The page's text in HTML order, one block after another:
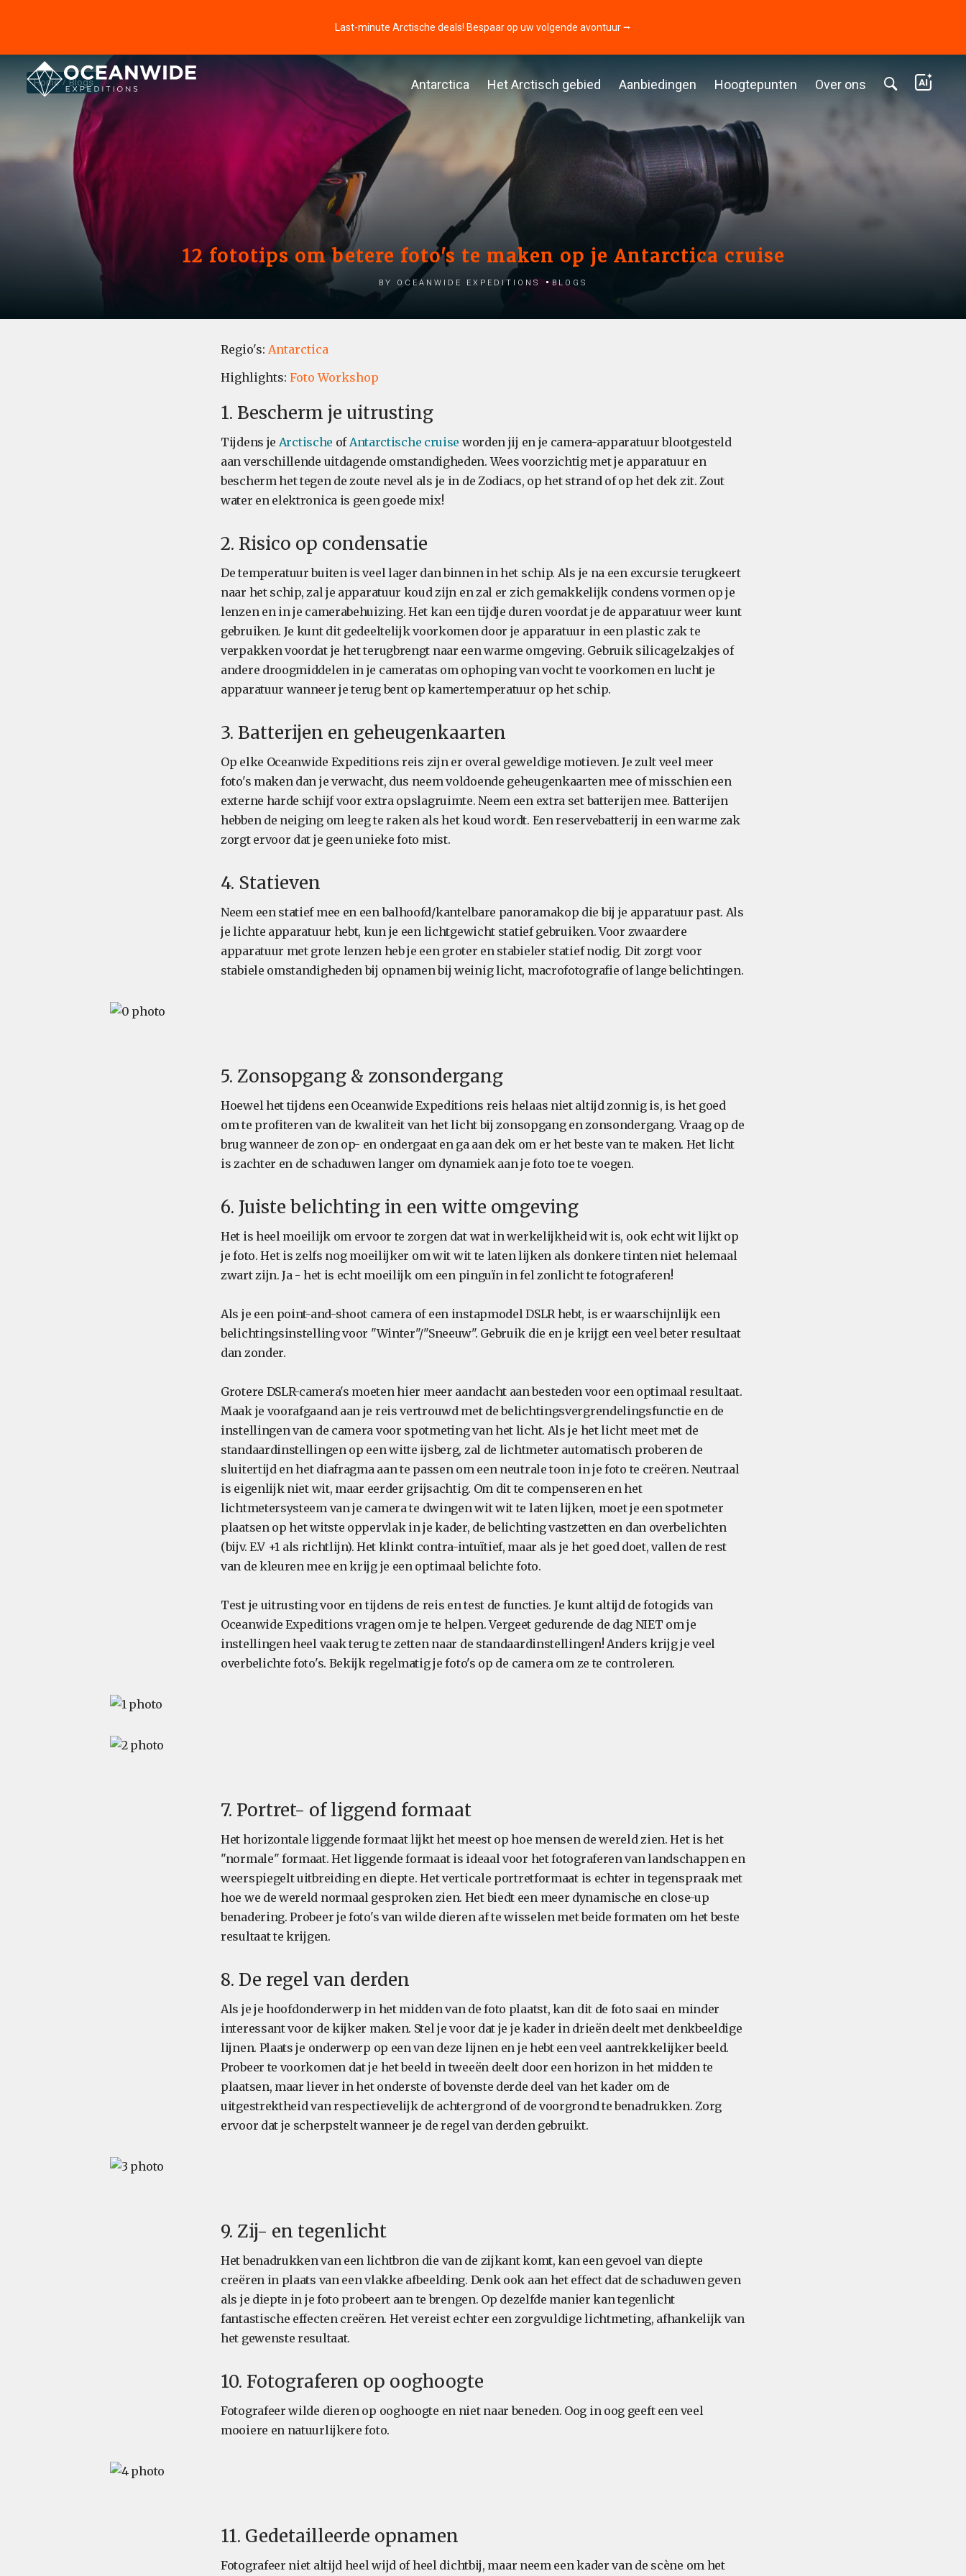
Last-minute Arctische deals! Bespaar op uw volgende avontuur ⭢
Antarctica Het Arctisch gebied Aanbiedingen Hoogtepunten Over ons
Home Blogs
12 fototips om betere foto's te maken op je Antarctica cruise
by Oceanwide Expeditions Blogs
Regio's: Antarctica
Highlights: Foto Workshop
1. Bescherm je uitrusting
Tijdens je Arctische ofAntarctische cruise worden jij en je camera-apparatuur blootgesteld
aan verschillende uitdagende omstandigheden. Wees voorzichtig met je apparatuur en
bescherm het tegen de zoute nevel als je in de Zodiacs, op het strand of op het dek zit. Zout
water en elektronica is geen goede mix!
2. Risico op condensatie
De temperatuur buiten is veel lager dan binnen in het schip. Als je na een excursie terugkeert
naar het schip, zal je apparatuur koud zijn en zal er zich gemakkelijk condens vormen op je
lenzen en in je camerabehuizing. Het kan een tijdje duren voordat je de apparatuur weer kunt
gebruiken. Je kunt dit gedeeltelijk voorkomen door je apparatuur in een plastic zak te
verpakken voordat je het terugbrengt naar een warme omgeving. Gebruik silicagelzakjes of
andere droogmiddelen in je cameratas om ophoping van vocht te voorkomen en lucht je
apparatuur wanneer je terug bent op kamertemperatuur op het schip.
3. Batterijen en geheugenkaarten
Op elke Oceanwide Expeditions reis zijn er overal geweldige motieven. Je zult veel meer
foto's maken dan je verwacht, dus neem voldoende geheugenkaarten mee of misschien een
externe harde schijf voor extra opslagruimte. Neem een extra set batterijen mee. Batterijen
hebben de neiging om leeg te raken als het koud wordt. Een reservebatterij in een warme zak
zorgt ervoor dat je geen unieke foto mist.
4. Statieven
Neem een statief mee en een balhoofd/kantelbare panoramakop die bij je apparatuur past. Als
je lichte apparatuur hebt, kun je een lichtgewicht statief gebruiken. Voor zwaardere
apparatuur met grote lenzen heb je een groter en stabieler statief nodig. Dit zorgt voor
stabiele omstandigheden bij opnamen bij weinig licht, macrofotografie of lange belichtingen.
5. Zonsopgang & zonsondergang
Hoewel het tijdens een Oceanwide Expeditions reis helaas niet altijd zonnig is, is het goed
om te profiteren van de kwaliteit van het licht bij zonsopgang en zonsondergang. Vraag op de
brug wanneer de zon op- en ondergaat en ga aan dek om er het beste van te maken. Het licht
is zachter en de schaduwen langer om dynamiek aan je foto toe te voegen.
6. Juiste belichting in een witte omgeving
Het is heel moeilijk om ervoor te zorgen dat wat in werkelijkheid wit is, ook echt wit lijkt op
je foto. Het is zelfs nog moeilijker om wit wit te laten lijken als donkere tinten niet helemaal
zwart zijn. Ja - het is echt moeilijk om een pinguïn in fel zonlicht te fotograferen!
Als je een point-and-shoot camera of een instapmodel DSLR hebt, is er waarschijnlijk een
belichtingsinstelling voor "Winter"/"Sneeuw". Gebruik die en je krijgt een veel beter resultaat
dan zonder.
Grotere DSLR-camera's moeten hier meer aandacht aan besteden voor een optimaal resultaat.
Maak je voorafgaand aan je reis vertrouwd met de belichtingsvergrendelingsfunctie en de
instellingen van de camera voor spotmeting van het licht. Als je het licht meet met de
standaardinstellingen op een witte ijsberg, zal de lichtmeter automatisch proberen de
sluitertijd en het diafragma aan te passen om een neutrale toon in je foto te creëren. Neutraal
is eigenlijk niet wit, maar eerder grijsachtig. Om dit te compenseren en het
lichtmetersysteem van je camera te dwingen wit wit te laten lijken, moet je een spotmeter
plaatsen op het witste oppervlak in je kader, de belichting vastzetten en dan overbelichten
(bijv. E.V +1 als richtlijn). Het klinkt contra-intuïtief, maar als je het goed doet, vallen de rest
van de kleuren mee en krijg je een optimaal belichte foto.
Test je uitrusting voor en tijdens de reis en test de functies. Je kunt altijd de fotogids van
Oceanwide Expeditions vragen om je te helpen. Vergeet gedurende de dag NIET om je
instellingen heel vaak terug te zetten naar de standaardinstellingen! Anders krijg je veel
overbelichte foto's. Bekijk regelmatig je foto's op de camera om ze te controleren.
7. Portret- of liggend formaat
Het horizontale liggende formaat lijkt het meest op hoe mensen de wereld zien. Het is het
"normale" formaat. Het liggende formaat is ideaal voor het fotograferen van landschappen en
weerspiegelt uitbreiding en diepte. Het verticale portretformaat is echter in tegenspraak met
hoe we de wereld normaal gesproken zien. Het biedt een meer dynamische en close-up
benadering. Probeer je foto's van wilde dieren af te wisselen met beide formaten om het beste
resultaat te krijgen.
8. De regel van derden
Als je je hoofdonderwerp in het midden van de foto plaatst, kan dit de foto saai en minder
interessant voor de kijker maken. Stel je voor dat je je kader in drieën deelt met denkbeeldige
lijnen. Plaats je onderwerp op een van deze lijnen en je hebt een veel aantrekkelijker beeld.
Probeer te voorkomen dat je het beeld in tweeën deelt door een horizon in het midden te
plaatsen, maar liever in het onderste of bovenste derde deel van het kader om de
uitgestrektheid van respectievelijk de achtergrond of de voorgrond te benadrukken. Zorg
ervoor dat je scherpstelt wanneer je de regel van derden gebruikt.
9. Zij- en tegenlicht
Het benadrukken van een lichtbron die van de zijkant komt, kan een gevoel van diepte
creëren in plaats van een vlakke afbeelding. Denk ook aan het effect dat de schaduwen geven
als je diepte in je foto probeert aan te brengen. Op dezelfde manier kan tegenlicht
fantastische effecten creëren. Het vereist echter een zorgvuldige lichtmeting, afhankelijk van
het gewenste resultaat.
10. Fotograferen op ooghoogte
Fotografeer wilde dieren op ooghoogte en niet naar beneden. Oog in oog geeft een veel
mooiere en natuurlijkere foto.
11. Gedetailleerde opnamen
Fotografeer niet altijd heel wijd of heel dichtbij, maar neem een kader van de scène om het